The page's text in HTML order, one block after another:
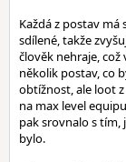
Každá z postav
sdílené, takže
člověk nehraje,
několik postav, co
obtížnost, ale loot
na max level
pak srovnalo s tím,
bylo.